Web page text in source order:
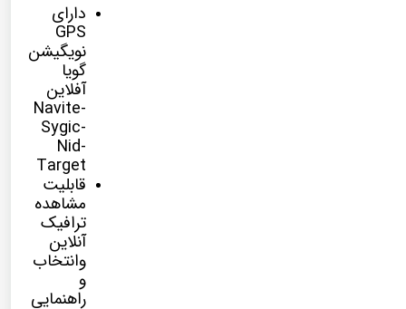
دارای
GPS
نویگیشن
گویا
آفلاین
Navite-
Sygic-
Nid-
Target
قابلیت
مشاهده
ترافیک
آنلاین
وانتخاب
و
راهنمایی